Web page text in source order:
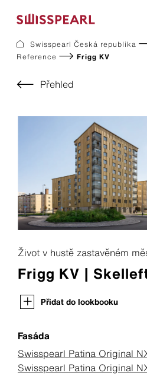
Inspirace
Ke stažení
Swisspearl a udržitelnost
Kariéra
Fasády
Konstrukční desky
Swisspearl Česká republika
Reference
Frigg KV
Přehled
Život v hustě zastavěném
Frigg KV |
Přidat do lookbooku
Fasáda
Swisspearl Patina Original
Swisspearl Patina Original